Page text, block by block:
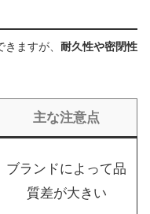
ますが、 耐久性や密閉性
主な注意点
ブランドによって品
質差が大きい